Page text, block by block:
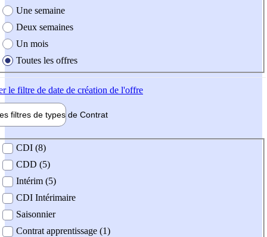
Une semaine
Deux semaines
Un mois
Toutes les offres
le filtre de date de création de l'offre
filtres de types de Contrat
contrat
CDI (8)
CDD (5)
Intérim (5)
CDI Intérimaire
Saisonnier
Contrat apprentissage (1)